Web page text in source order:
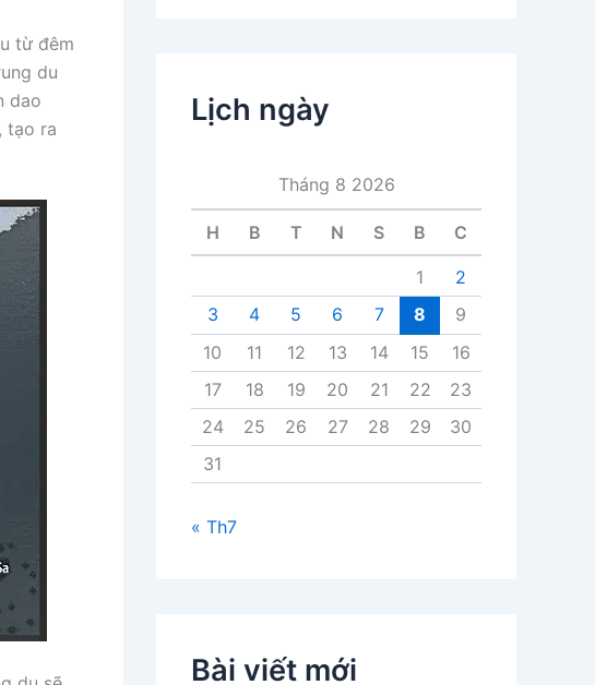
từ đêm
du
dao
tạo ra
b
à
ế
Lịch ngày
Tháng 8 2026
H B T N S B C
1
2
3
4 5 6 7 8
9
10
11 12 13 14 15
16
17
18 19 20 21 22
23
24
25 26 27 28 29
30
31
« Th7
Bài viết mới